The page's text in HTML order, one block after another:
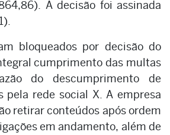
A decisão foi assinada
bloqueados por decisão do
cumprimento das multas
do descumprimento de
pela rede social X. A empresa
retirar conteúdos após ordem
em andamento, além de